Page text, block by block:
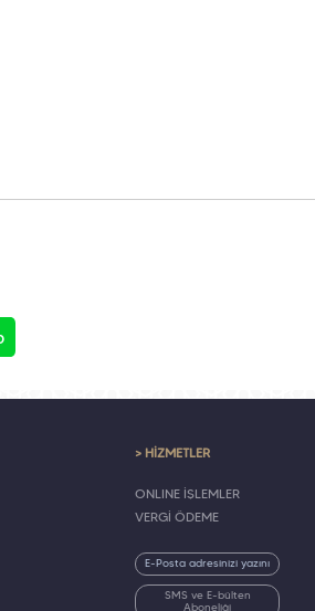
> HİZMETLER
ONLINE İŞLEMLER
VERGİ ÖDEME
SMS ve E-bülten
Aboneliği